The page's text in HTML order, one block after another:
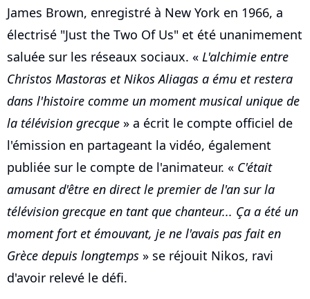
James Brown, enregistré à New York en 1966, a
électrisé "Just the Two Of Us" et été unanimement
saluée sur les réseaux sociaux. « L'alchimie entre
Christos Mastoras et Nikos Aliagas a ému et restera
dans l'histoire comme un moment musical unique de
la télévision grecque » a écrit le compte officiel de
l'émission en partageant la vidéo, également
publiée sur le compte de l'animateur. « C'était
amusant d'être en direct le premier de l'an sur la
télévision grecque en tant que chanteur... Ça a été un
moment fort et émouvant, je ne l'avais pas fait en
Grèce depuis longtemps » se réjouit Nikos, ravi
d'avoir relevé le défi.